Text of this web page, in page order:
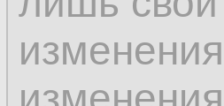
одного
бытию,